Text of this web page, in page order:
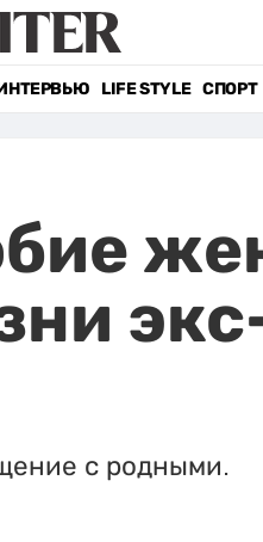
LIFE STYLE СПОРТ
с родными.